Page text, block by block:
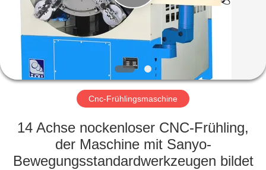
ÜBER
UNS
FABRIK-
AUSFLUG
QUALITÄTSKONTROLLE
Cnc-Frühlingsmaschine
14 Achse nockenloser CNC-Frühling,
der Maschine mit Sanyo-
Bewegungsstandardwerkzeugen bildet